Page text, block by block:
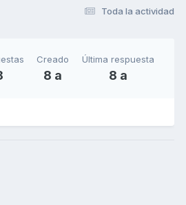
Toda la actividad
Creado
8 a
Última respuesta
8 a